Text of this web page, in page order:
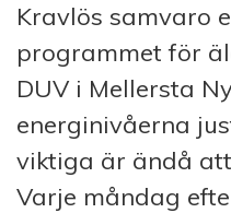
Kravlös samvaro
programmet för
DUV i Mellersta
energinivåerna
viktiga är ändå
Varje måndag